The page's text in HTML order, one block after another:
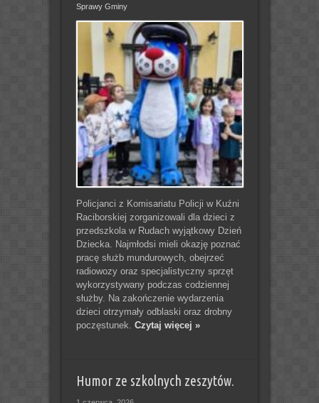
Sprawy Gminy
Policjanci z Komisariatu Policji w Kuźni
Raciborskiej zorganizowali dla dzieci z
przedszkola w Rudach wyjątkowy Dzień
Dziecka. Najmłodsi mieli okazję poznać
pracę służb mundurowych, obejrzeć
radiowozy oraz specjalistyczny sprzęt
wykorzystywany podczas codziennej
służby. Na zakończenie wydarzenia
dzieci otrzymały odblaski oraz drobny
poczęstunek. Czytaj więcej »
Humor ze szkolnych zeszytów.